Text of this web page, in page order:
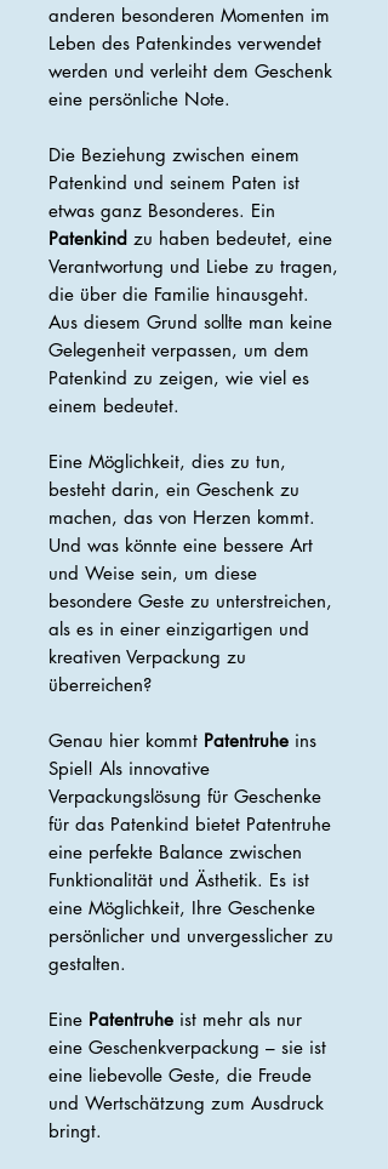
anderen besonderen Momenten im
Leben des Patenkindes verwendet
werden und verleiht dem Geschenk
eine persönliche Note.
Die Beziehung zwischen einem
Patenkind und seinem Paten ist
etwas ganz Besonderes. Ein
Patenkind zu haben bedeutet, eine
Verantwortung und Liebe zu tragen,
die über die Familie hinausgeht.
Aus diesem Grund sollte man keine
Gelegenheit verpassen, um dem
Patenkind zu zeigen, wie viel es
einem bedeutet.
Eine Möglichkeit, dies zu tun,
besteht darin, ein Geschenk zu
machen, das von Herzen kommt.
Und was könnte eine bessere Art
und Weise sein, um diese
besondere Geste zu unterstreichen,
als es in einer einzigartigen und
kreativen Verpackung zu
überreichen?
Genau hier kommt Patentruhe ins
Spiel! Als innovative
Verpackungslösung für Geschenke
für das Patenkind bietet Patentruhe
eine perfekte Balance zwischen
Funktionalität und Ästhetik. Es ist
eine Möglichkeit, Ihre Geschenke
persönlicher und unvergesslicher zu
gestalten.
Eine Patentruhe ist mehr als nur
eine Geschenkverpackung – sie ist
eine liebevolle Geste, die Freude
und Wertschätzung zum Ausdruck
bringt.